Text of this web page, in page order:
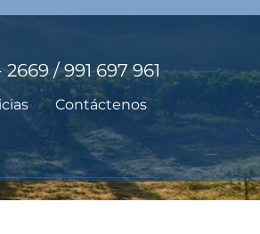
2669 / 991 697 961
Contáctenos